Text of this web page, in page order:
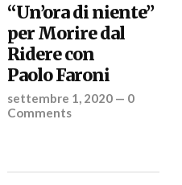
“Un’ora di niente”
per Morire dal
Ridere con
Paolo Faroni
settembre 1, 2020 — 0
Comments